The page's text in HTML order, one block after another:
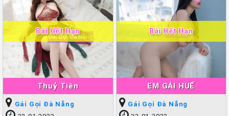
Thuỷ Tiên
Bài Hết Hạn
Gái Gọi Đà Nẵng
EM GÁI HUẾ
Bài Hết Hạn
Gái Gọi Đà Nẵng